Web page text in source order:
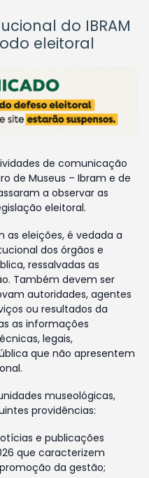
do IBRAM
eleitoral
de comunicação
de Museus – Ibram e de
a observar as
eleitoral.
as eleições, é vedada a
dos órgãos e
ressalvadas as
Também devem ser
autoridades, agentes
ou resultados da
as informações
legais,
que não apresentem
museológicas,
providências:
e publicações
que caracterizem
da gestão;